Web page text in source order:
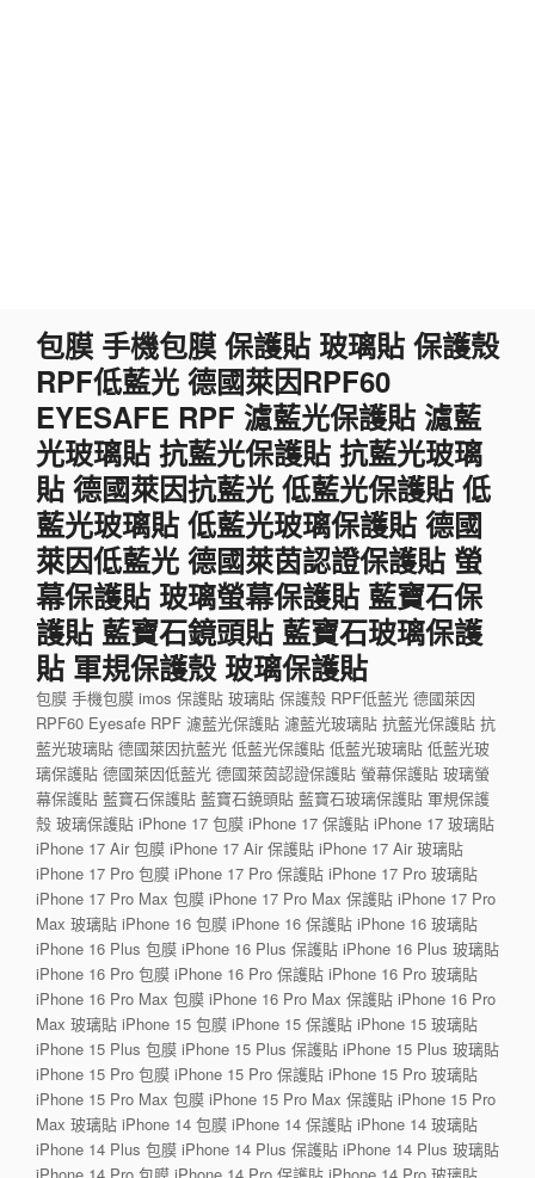
包膜 手機包膜 保護貼 玻璃貼 保護殼
RPF低藍光 德國萊因RPF60
EYESAFE RPF 濾藍光保護貼 濾藍
光玻璃貼 抗藍光保護貼 抗藍光玻璃
貼 德國萊因抗藍光 低藍光保護貼 低
藍光玻璃貼 低藍光玻璃保護貼 德國
萊因低藍光 德國萊茵認證保護貼 螢
幕保護貼 玻璃螢幕保護貼 藍寶石保
護貼 藍寶石鏡頭貼 藍寶石玻璃保護
貼 軍規保護殼 玻璃保護貼
包膜 手機包膜 imos 保護貼 玻璃貼 保護殼 RPF低藍光 德國萊因
RPF60 Eyesafe RPF 濾藍光保護貼 濾藍光玻璃貼 抗藍光保護貼 抗
藍光玻璃貼 德國萊因抗藍光 低藍光保護貼 低藍光玻璃貼 低藍光玻
璃保護貼 德國萊因低藍光 德國萊茵認證保護貼 螢幕保護貼 玻璃螢
幕保護貼 藍寶石保護貼 藍寶石鏡頭貼 藍寶石玻璃保護貼 軍規保護
殼 玻璃保護貼 iPhone 17 包膜 iPhone 17 保護貼 iPhone 17 玻璃貼
iPhone 17 Air 包膜 iPhone 17 Air 保護貼 iPhone 17 Air 玻璃貼
iPhone 17 Pro 包膜 iPhone 17 Pro 保護貼 iPhone 17 Pro 玻璃貼
iPhone 17 Pro Max 包膜 iPhone 17 Pro Max 保護貼 iPhone 17 Pro
Max 玻璃貼 iPhone 16 包膜 iPhone 16 保護貼 iPhone 16 玻璃貼
iPhone 16 Plus 包膜 iPhone 16 Plus 保護貼 iPhone 16 Plus 玻璃貼
iPhone 16 Pro 包膜 iPhone 16 Pro 保護貼 iPhone 16 Pro 玻璃貼
iPhone 16 Pro Max 包膜 iPhone 16 Pro Max 保護貼 iPhone 16 Pro
Max 玻璃貼 iPhone 15 包膜 iPhone 15 保護貼 iPhone 15 玻璃貼
iPhone 15 Plus 包膜 iPhone 15 Plus 保護貼 iPhone 15 Plus 玻璃貼
iPhone 15 Pro 包膜 iPhone 15 Pro 保護貼 iPhone 15 Pro 玻璃貼
iPhone 15 Pro Max 包膜 iPhone 15 Pro Max 保護貼 iPhone 15 Pro
Max 玻璃貼 iPhone 14 包膜 iPhone 14 保護貼 iPhone 14 玻璃貼
iPhone 14 Plus 包膜 iPhone 14 Plus 保護貼 iPhone 14 Plus 玻璃貼